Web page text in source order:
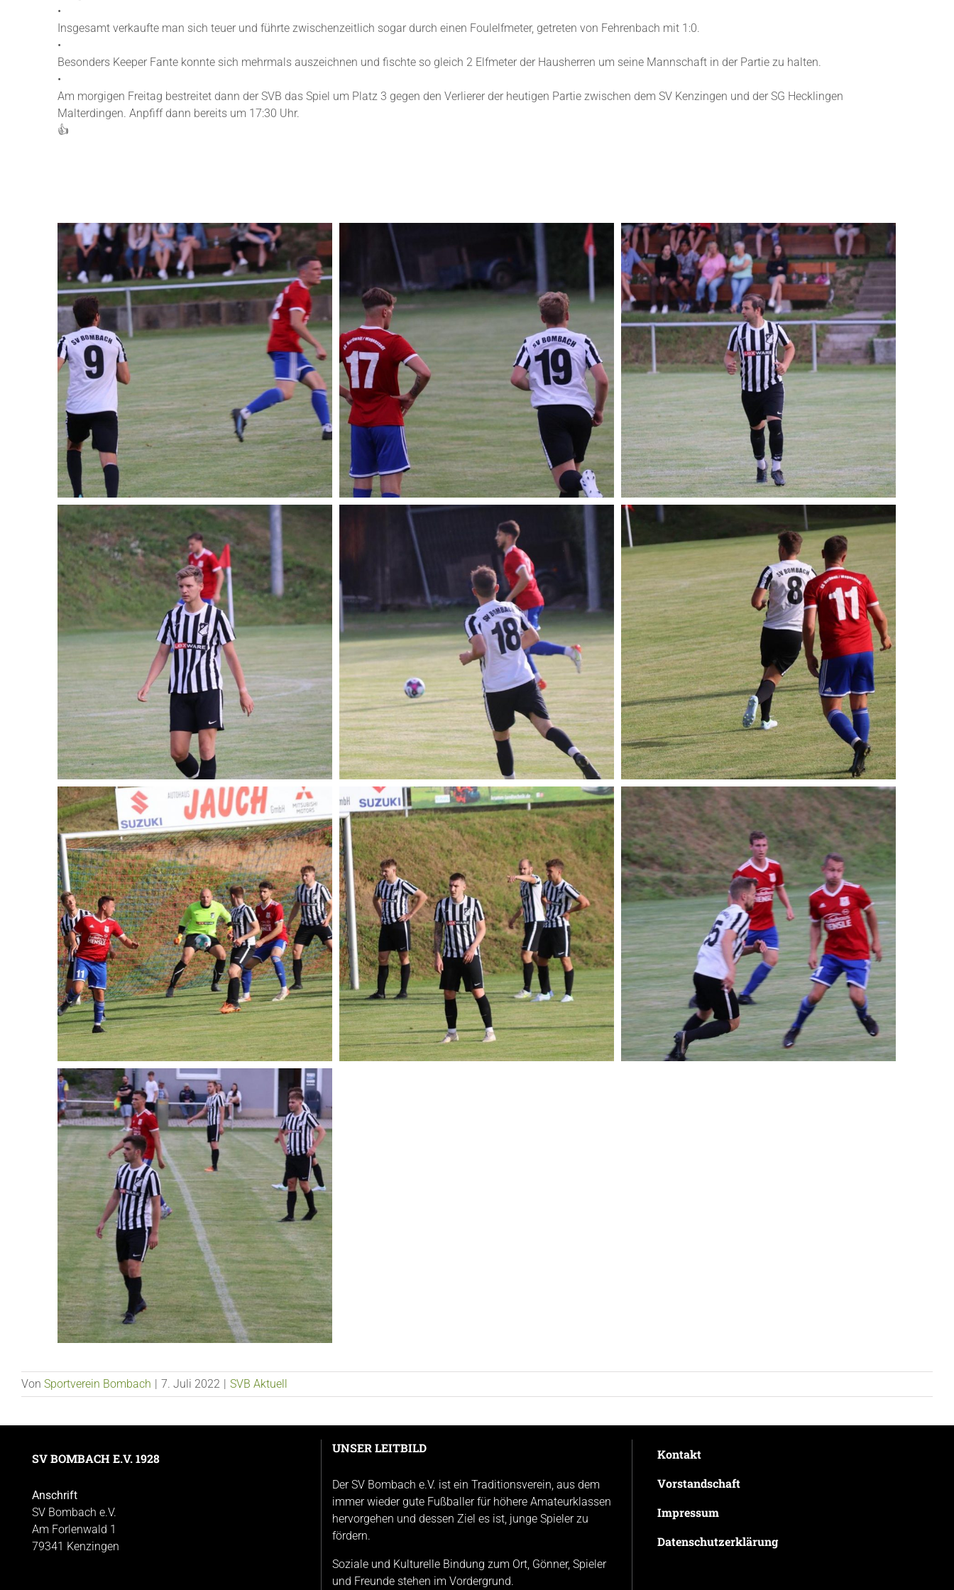
•
Insgesamt verkaufte man sich teuer und führte zwischenzeitlich sogar durch einen Foulelfmeter, getreten von Fehrenbach mit 1:0.
•
Besonders Keeper Fante konnte sich mehrmals auszeichnen und fischte so gleich 2 Elfmeter der Hausherren um seine Mannschaft in der Partie zu halten.
•
Am morgigen Freitag bestreitet dann der SVB das Spiel um Platz 3 gegen den Verlierer der heutigen Partie zwischen dem SV Kenzingen und der SG Hecklingen
Malterdingen. Anpfiff dann bereits um 17:30 Uhr.
👍
Von Sportverein Bombach 7. Juli 2022 SVB Aktuell
SV BOMBACH E.V. 1928
Anschrift
SV Bombach e.V.
Am Forlenwald 1
79341 Kenzingen
UNSER LEITBILD
Der SV Bombach e.V. ist ein Traditionsverein, aus dem
immer wieder gute Fußballer für höhere Amateurklassen
hervorgehen und dessen Ziel es ist, junge Spieler zu
fördern.
Soziale und Kulturelle Bindung zum Ort, Gönner, Spieler
und Freunde stehen im Vordergrund.
Kontakt
Vorstandschaft
Impressum
Datenschutzerklärung